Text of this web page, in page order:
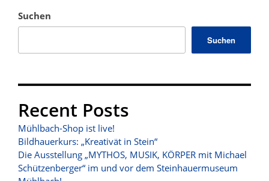
Suchen
Suchen
Recent Posts
Mühlbach-Shop ist live!
Bildhauerkurs: „Kreativät in Stein“
Die Ausstellung „MYTHOS, MUSIK, KÖRPER mit Michael
Schützenberger“ im und vor dem Steinhauermuseum